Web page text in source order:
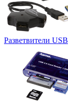
Разветвители USB